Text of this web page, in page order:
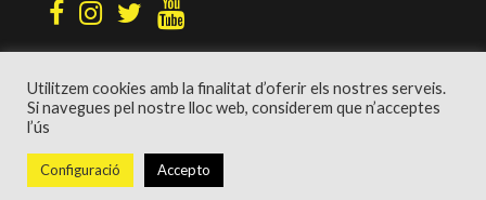
Disseny webGrafkic
Utilitzem cookies amb la finalitat d’oferir els nostres serveis.
Si navegues pel nostre lloc web, considerem que n’acceptes
l’ús
Configuració Accepto